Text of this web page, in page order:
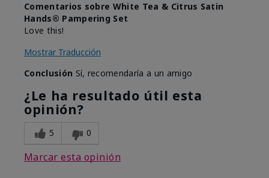
Comentarios sobre White Tea & Citrus Satin
Hands® Pampering Set
Love this!
Mostrar Traducción
Conclusión Sí, recomendaría a un amigo
¿Le ha resultado útil esta
opinión?
5 0
Marcar esta opinión